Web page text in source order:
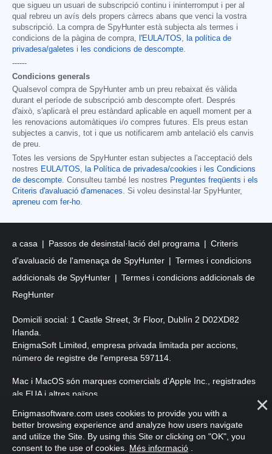
que sigueu un usuari de subscripció continu i ininterromput i per al
qual rebreu un avís dels propers càrrecs abans que venci la vostra
subscripció. La compra de SpyHunter està subjecta als termes i
condicions de la pàgina de compra, l'EULA/TOS, la política de
privadesa/galetes i les condicions de descompte.
------
Condicions generals
Qualsevol compra de SpyHunter amb un preu rebaixat és vàlida
durant el període de subscripció amb descompte ofert. Després
d'això, s'aplicarà el preu estàndard aplicable en aquell moment per a
les renovacions automàtiques i/o compres futures. Els preus estan
subjectes a canvis, tot i que us notificarem amb antelació els canvis
de preu.
Totes les versions de SpyHunter estan subjectes a l'acceptació dels
nostres EULA/TOS, la Política de privadesa/cookies i les Condicions
de descompte. Consulteu també les nostres Preguntes freqüents i els
Criteris d'avaluació d'amenaces. Si voleu desinstal·lar SpyHunter,
apreneu com fer-ho.
a casa Passos de desinstal·lació del programa
Criteris
d'avaluació de l'amenaça de SpyHunter
Termes i condicions
addicionals de SpyHunter
Termes i condicions addicionals de
RegHunter
Domicili social: 1 Castle Street, 3r Floor, Dublín 2 D02XD82
Irlanda.
EnigmaSoft Limited, empresa privada limitada per accions,
número de registre de l'empresa 597114.
Mac i MacOS són marques comercials d'Apple Inc., registrades
als EUA i altres països.
Copyright 2016-2026 . EnigmaSoft Ltd. Tots els drets reservats.
Enigmasoftware.com uses cookies to provide you with a
better browsing experience and analyze how users navigate
and utilize the Site. By using this Site or clicking on "OK", you
consent to the use of cookies. Més informació